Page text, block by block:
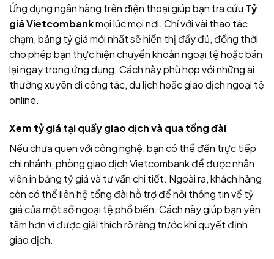
Ứng dụng ngân hàng trên điện thoại giúp bạn tra cứu Tỷ
giá Vietcombankmọi lúc mọi nơi. Chỉ với vài thao tác
chạm, bảng tỷ giá mới nhất sẽ hiển thị đầy đủ, đồng thời
cho phép bạn thực hiện chuyển khoản ngoại tệ hoặc bán
lại ngay trong ứng dụng. Cách này phù hợp với những ai
thường xuyên đi công tác, du lịch hoặc giao dịch ngoại tệ
online.
Xem tỷ giá tại quầy giao dịch và qua tổng đài
Nếu chưa quen với công nghệ, bạn có thể đến trực tiếp
chi nhánh, phòng giao dịch Vietcombank để được nhân
viên in bảng tỷ giá và tư vấn chi tiết. Ngoài ra, khách hàng
còn có thể liên hệ tổng đài hỗ trợ để hỏi thông tin về tỷ
giá của một số ngoại tệ phổ biến. Cách này giúp bạn yên
tâm hơn vì được giải thích rõ ràng trước khi quyết định
giao dịch.